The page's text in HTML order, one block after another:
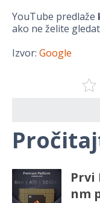
YouTube predlaže
ako ne želite
Izvor: Google
Prvi
nm